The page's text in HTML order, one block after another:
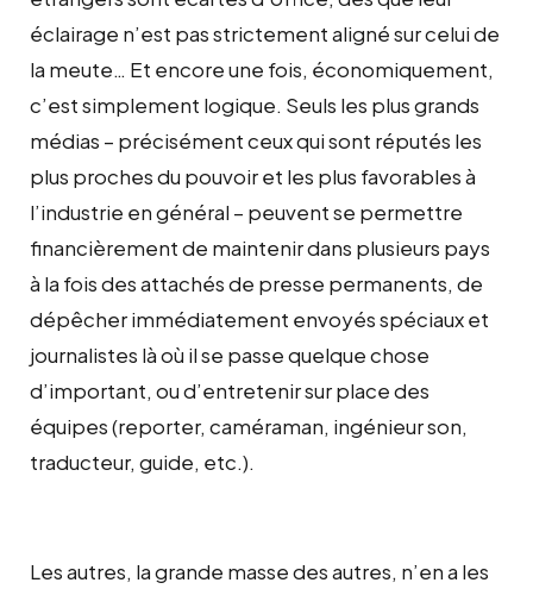
éclairage n’est pas strictement aligné sur celui de
la meute… Et encore une fois, économiquement,
c’est simplement logique. Seuls les plus grands
médias – précisément ceux qui sont réputés les
plus proches du pouvoir et les plus favorables à
l’industrie en général – peuvent se permettre
financièrement de maintenir dans plusieurs pays
à la fois des attachés de presse permanents, de
dépêcher immédiatement envoyés spéciaux et
journalistes là où il se passe quelque chose
d’important, ou d’entretenir sur place des
équipes (reporter, caméraman, ingénieur son,
traducteur, guide, etc.).
Les autres, la grande masse des autres, n’en a les